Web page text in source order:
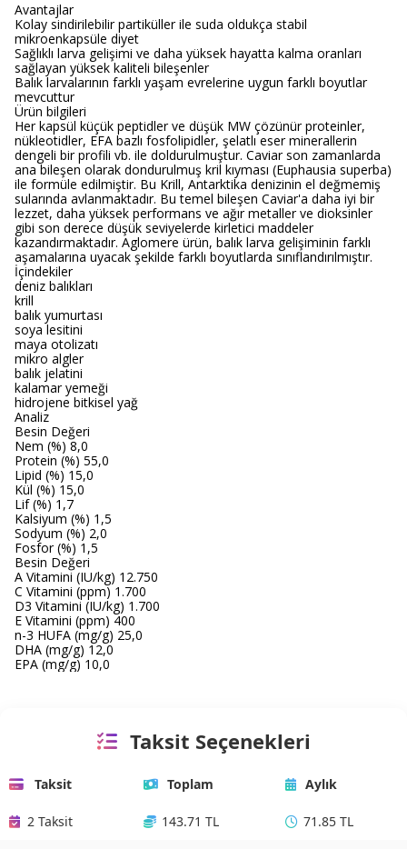
Avantajlar
Kolay sindirilebilir partiküller ile suda oldukça stabil
mikroenkapsüle diyet
Sağlıklı larva gelişimi ve daha yüksek hayatta kalma oranları
sağlayan yüksek kaliteli bileşenler
Balık larvalarının farklı yaşam evrelerine uygun farklı boyutlar
mevcuttur
Ürün bilgileri
Her kapsül küçük peptidler ve düşük MW çözünür proteinler,
nükleotidler, EFA bazlı fosfolipidler, şelatlı eser minerallerin
dengeli bir profili vb. ile doldurulmuştur. Caviar son zamanlarda
ana bileşen olarak dondurulmuş kril kıyması (Euphausia superba)
ile formüle edilmiştir. Bu Krill, Antarktika denizinin el değmemiş
sularında avlanmaktadır. Bu temel bileşen Caviar'a daha iyi bir
lezzet, daha yüksek performans ve ağır metaller ve dioksinler
gibi son derece düşük seviyelerde kirletici maddeler
kazandırmaktadır. Aglomere ürün, balık larva gelişiminin farklı
aşamalarına uyacak şekilde farklı boyutlarda sınıflandırılmıştır.
İçindekiler
deniz balıkları
krill
balık yumurtası
soya lesitini
maya otolizatı
mikro algler
balık jelatini
kalamar yemeği
hidrojene bitkisel yağ
Analiz
Besin Değeri
Nem (%) 8,0
Protein (%) 55,0
Lipid (%) 15,0
Kül (%) 15,0
Lif (%) 1,7
Kalsiyum (%) 1,5
Sodyum (%) 2,0
Fosfor (%) 1,5
Besin Değeri
A Vitamini (IU/kg) 12.750
C Vitamini (ppm) 1.700
D3 Vitamini (IU/kg) 1.700
E Vitamini (ppm) 400
n-3 HUFA (mg/g) 25,0
DHA (mg/g) 12,0
EPA (mg/g) 10,0
Taksit Seçenekleri
Taksit Toplam Aylık
2 Taksit 143.71 TL 71.85 TL